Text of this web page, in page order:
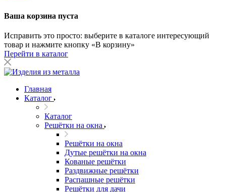
Ваша корзина пуста
Исправить это просто: выберите в каталоге интересующий
товар и нажмите кнопку «В корзину»
Перейти в каталог
Главная
Каталог
Каталог
Решётки на окна
Решётки на окна
Дутые решётки на окна
Кованые решётки
Раздвижные решётки
Распашные решётки
Решётки для дачи